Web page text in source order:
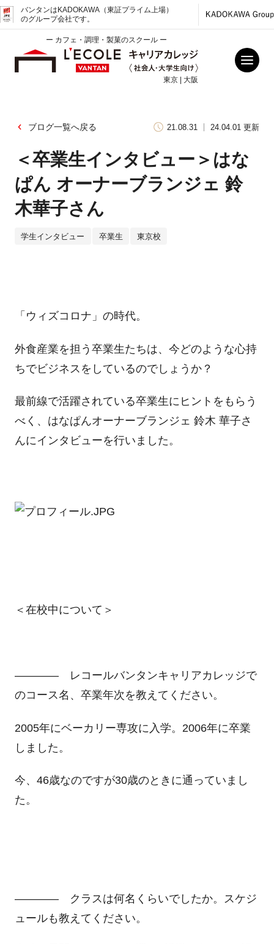
バンタンはKADOKAWA（東証プライム上場）
のグループ会社です。
ー カフェ・調理・製菓のスクール ー
東京 | 大阪
ブログ一覧へ戻る 21.08.31 24.04.01 更新
＜卒業生インタビュー＞はな
ぱん オーナーブランジェ 鈴
木華子さん
学生インタビュー 卒業生 東京校
「ウィズコロナ」の時代。
外食産業を担う卒業生たちは、今どのような心持
ちでビジネスをしているのでしょうか？
最前線で活躍されている卒業生にヒントをもらう
べく、はなぱんオーナーブランジェ 鈴木 華子さ
んにインタビューを行いました。
＜在校中について＞
―――― レコールバンタンキャリアカレッジで
のコース名、卒業年次を教えてください。
2005年にベーカリー専攻に入学。2006年に卒業
しました。
今、46歳なのですが30歳のときに通っていまし
た。
―――― クラスは何名くらいでしたか。スケジ
ュールも教えてください。